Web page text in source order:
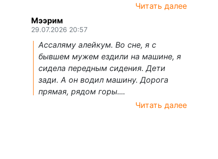
Читать далее
Мээрим
29.07.2026 20:57
Ассаляму алейкум. Во сне, я с
бывшем мужем ездили на машине, я
сидела передным сидения. Дети
зади. А он водил машину. Дорога
прямая, рядом горы....
Читать далее